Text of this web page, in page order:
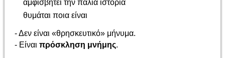
αμφισβητεί την παλιά ιστορία
θυμάται ποια είναι
-Δεν είναι «θρησκευτικό» μήνυμα.
- Είναιπρόσκληση μνήμης.